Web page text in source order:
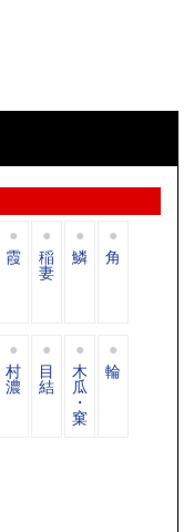
霞 稲
妻
鱗 角
村
濃
目
結
木
瓜
・
窠
輪